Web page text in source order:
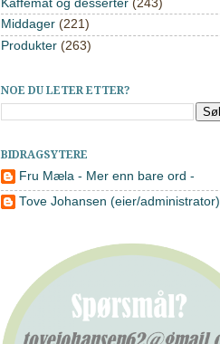
Kaffemat og desserter (243)
Middager (221)
Produkter (263)
NOE DU LETER ETTER?
BIDRAGSYTERE
Fru Mæla - Mer enn bare ord -
Tove Johansen (eier/administrator)